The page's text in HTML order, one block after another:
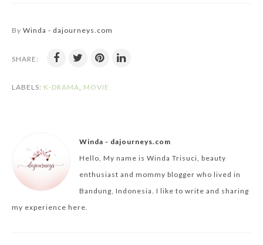
By Winda - dajourneys.com
SHARE:
LABELS: K-DRAMA MOVIE
Winda - dajourneys.com
Hello, My name is Winda Trisuci, beauty
enthusiast and mommy blogger who lived in
Bandung, Indonesia. I like to write and sharing
my experience here.